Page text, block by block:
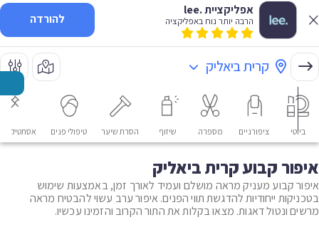
אפליקציית .lee
הרבה יותר נוח באפליקציה להורדה
קרית ביאליק
ביוטי ציפורניים מספרה שיזוף הסרת שיער טיפולי פנים אסתטיקה
איפור קבוע קרית ביאליק
איפור קבוע מעניק מראה מושלם ועמיד לאורך זמן, באמצעות שימוש
בטכניקות ייחודיות להדגשת תווי הפנים. איפור ערב עשוי להבטיח מראה
מרשים ונטול דאגות. מצאו בקלות את התור הקרוב והזמינו עכשיו.